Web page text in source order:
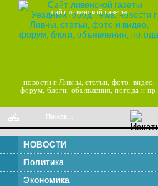
сайт ливенской газеты
новости г.Ливны, статьи, фото, видео,
форум, блоги, объявления, погода и пр.
НОВОСТИ
Политика
Экономика